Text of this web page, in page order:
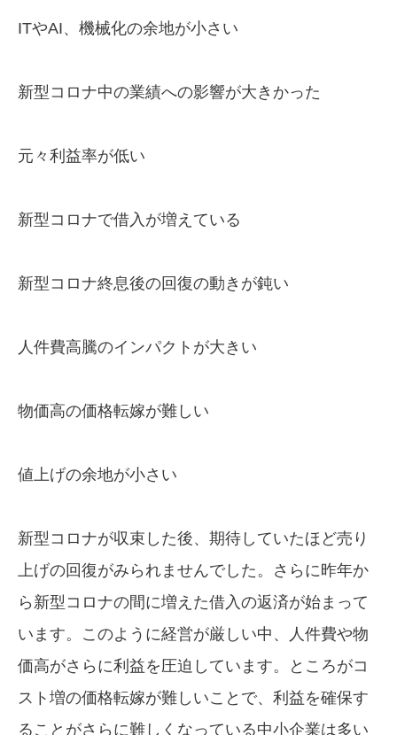
ITやAI、機械化の余地が小さい
新型コロナ中の業績への影響が大きかった
元々利益率が低い
新型コロナで借入が増えている
新型コロナ終息後の回復の動きが鈍い
人件費高騰のインパクトが大きい
物価高の価格転嫁が難しい
値上げの余地が小さい
新型コロナが収束した後、期待していたほど売り
上げの回復がみられませんでした。さらに昨年か
ら新型コロナの間に増えた借入の返済が始まって
います。このように経営が厳しい中、人件費や物
価高がさらに利益を圧迫しています。ところがコ
スト増の価格転嫁が難しいことで、利益を確保す
ることがさらに難しくなっている中小企業は多い